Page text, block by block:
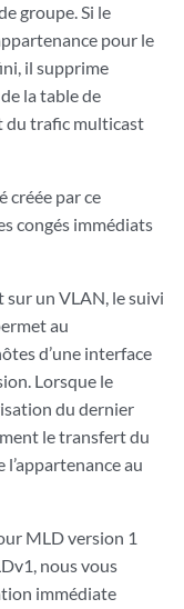
groupe. Si le
pour le
il supprime
la table de
du trafic multicast
créée par ce
congés immédiats
sur un VLAN, le suivi
au
d’une interface
Lorsque le
du dernier
le transfert du
l’appartenance au
MLD version 1
nous vous
immédiate